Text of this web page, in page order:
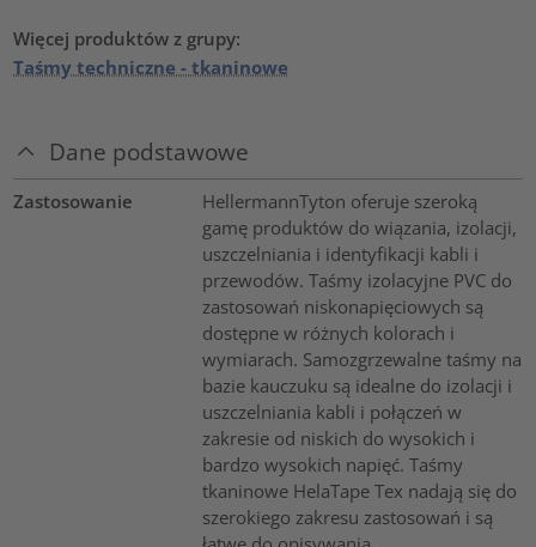
Więcej produktów z grupy:
Taśmy techniczne - tkaninowe
Dane podstawowe
Zastosowanie
HellermannTyton oferuje szeroką
gamę produktów do wiązania, izolacji,
uszczelniania i identyfikacji kabli i
przewodów. Taśmy izolacyjne PVC do
zastosowań niskonapięciowych są
dostępne w różnych kolorach i
wymiarach. Samozgrzewalne taśmy na
bazie kauczuku są idealne do izolacji i
uszczelniania kabli i połączeń w
zakresie od niskich do wysokich i
bardzo wysokich napięć. Taśmy
tkaninowe HelaTape Tex nadają się do
szerokiego zakresu zastosowań i są